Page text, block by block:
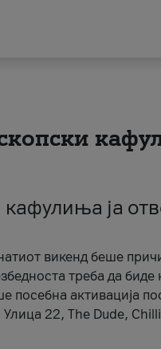
ја
викенд беше
треба да биде
посебна активација
22, The Dude,